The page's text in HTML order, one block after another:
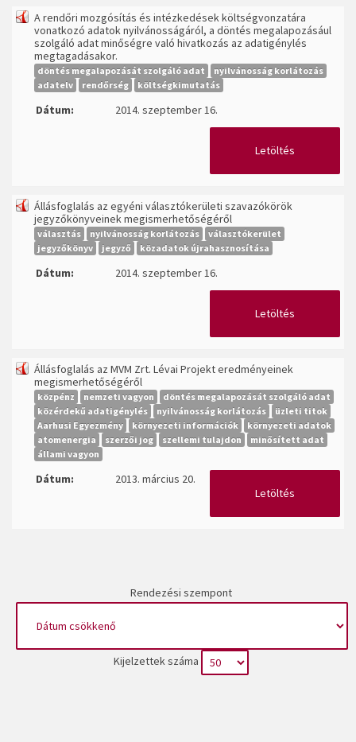
A rendőri mozgósítás és intézkedések költségvonzatára
vonatkozó adatok nyilvánosságáról, a döntés megalapozásául
szolgáló adat minőségre való hivatkozás az adatigénylés
megtagadásakor.
döntés megalapozását szolgáló adat
nyilvánosság korlátozás
adatelv
rendőrség költségkimutatás
Dátum: 2014. szeptember 16.
Letöltés
Állásfoglalás az egyéni választókerületi szavazókörök
jegyzőkönyveinek megismerhetőségéről
választás nyilvánosság korlátozás
választókerület
jegyzőkönyv
jegyző közadatok újrahasznosítása
Dátum: 2014. szeptember 16.
Letöltés
Állásfoglalás az MVM Zrt. Lévai Projekt eredményeinek
megismerhetőségéről
közpénz nemzeti vagyon
döntés megalapozását szolgáló adat
közérdekű adatigénylés
nyilvánosság korlátozás
üzleti titok
Aarhusi Egyezmény
környezeti információk
környezeti adatok
atomenergia
szerzői jog szellemi tulajdon
minősített adat
állami vagyon
Dátum:
2013. március 20.
Letöltés
Rendezési szempont
Kijelzettek száma